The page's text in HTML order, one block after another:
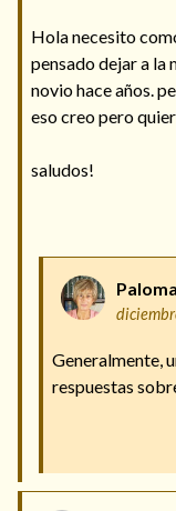
Hola necesito
pensado dejar a la
novio hace años.
eso creo pero
saludos!
Paloma
Generalmente,
respuestas